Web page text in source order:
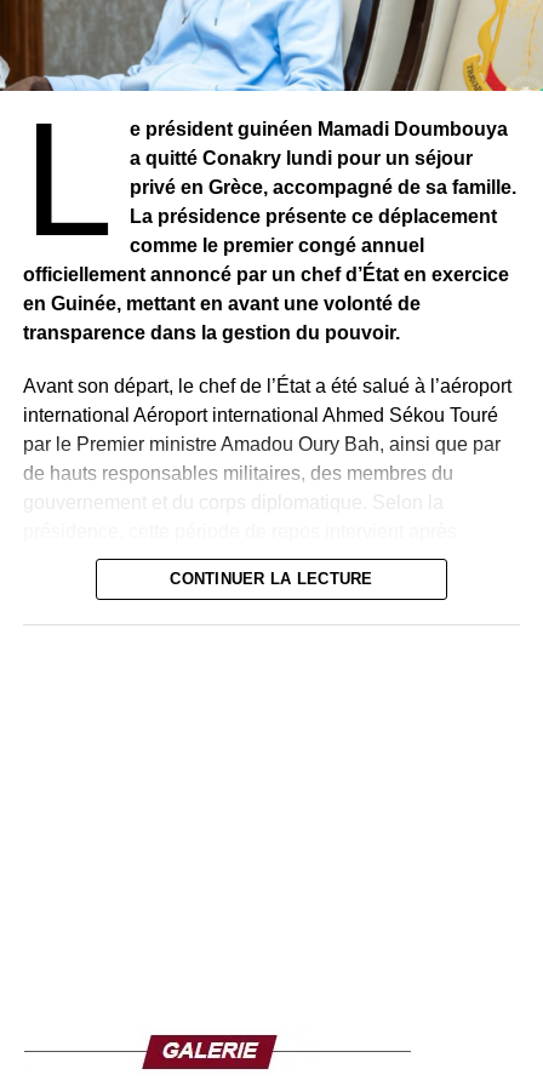
L
e président guinéen Mamadi Doumbouya
a quitté Conakry lundi pour un séjour
privé en Grèce, accompagné de sa famille.
La présidence présente ce déplacement
comme le premier congé annuel
officiellement annoncé par un chef d’État en exercice
en Guinée, mettant en avant une volonté de
transparence dans la gestion du pouvoir.
Avant son départ, le chef de l’État a été salué à l’aéroport
international Aéroport international Ahmed Sékou Touré
par le Premier ministre Amadou Oury Bah, ainsi que par
de hauts responsables militaires, des membres du
gouvernement et du corps diplomatique. Selon la
plusieurs années d’intense activité à la tête du pays et
précède la poursuite des réformes engagées.
l’armée joue un rôle central dans la vie politique
guinéenne depuis le coup d’État de septembre 2021 en
CONTINUER LA LECTURE